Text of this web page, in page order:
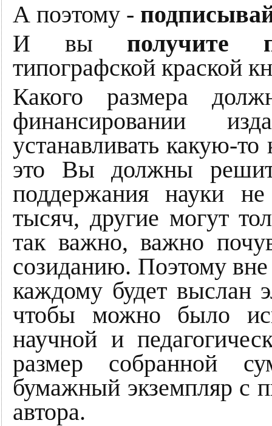
А поэтому -
И вы получите
типографской краской
Какого размера
финансировании
устанавливать какую-
это Вы должны
поддержания науки
тысяч, другие могут
так важно, важно
созиданию. Поэтому
каждому будет выслан
чтобы можно было
научной и
размер собранной
бумажный экземпляр с
автора.